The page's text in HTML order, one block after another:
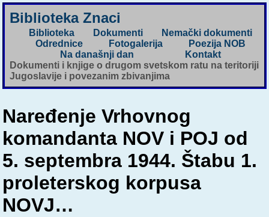
Biblioteka Znaci
Biblioteka Dokumenti
Nemački dokumenti
Odrednice
Fotogalerija
Poezija NOB
Na današnji dan
Kontakt
Dokumenti i knjige o drugom svetskom ratu na teritoriji
Jugoslavije i povezanim zbivanjima
Naređenje Vrhovnog
komandanta NOV i POJ od
5. septembra 1944. Štabu 1.
proleterskog korpusa
NOVJ…